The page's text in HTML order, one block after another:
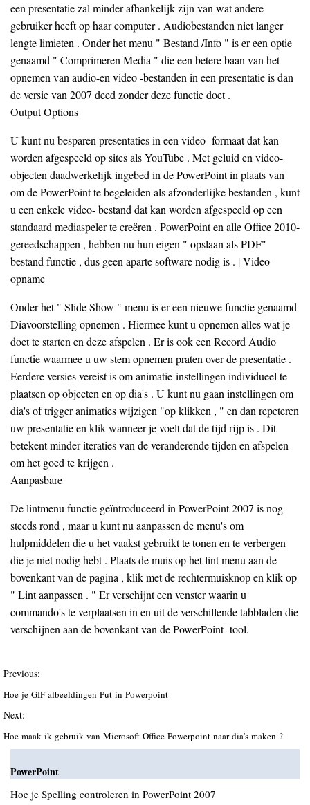
een presentatie zal minder afhankelijk zijn van wat andere
gebruiker heeft op haar computer . Audiobestanden niet langer
lengte limieten . Onder het menu " Bestand /Info " is er een optie
genaamd " Comprimeren Media " die een betere baan van het
opnemen van audio-en video -bestanden in een presentatie is dan
de versie van 2007 deed zonder deze functie doet .
Output Options
U kunt nu besparen presentaties in een video- formaat dat kan
worden afgespeeld op sites als YouTube . Met geluid en video-
objecten daadwerkelijk ingebed in de PowerPoint in plaats van
om de PowerPoint te begeleiden als afzonderlijke bestanden , kunt
u een enkele video- bestand dat kan worden afgespeeld op een
standaard mediaspeler te creëren . PowerPoint en alle Office 2010-
gereedschappen , hebben nu hun eigen " opslaan als PDF"
bestand functie , dus geen aparte software nodig is . | Video -
opname
Onder het " Slide Show " menu is er een nieuwe functie genaamd
Diavoorstelling opnemen . Hiermee kunt u opnemen alles wat je
doet te starten en deze afspelen . Er is ook een Record Audio
functie waarmee u uw stem opnemen praten over de presentatie .
Eerdere versies vereist is om animatie-instellingen individueel te
plaatsen op objecten en op dia's . U kunt nu gaan instellingen om
dia's of trigger animaties wijzigen "op klikken , " en dan repeteren
uw presentatie en klik wanneer je voelt dat de tijd rijp is . Dit
betekent minder iteraties van de veranderende tijden en afspelen
om het goed te krijgen .
Aanpasbare
De lintmenu functie geïntroduceerd in PowerPoint 2007 is nog
steeds rond , maar u kunt nu aanpassen de menu's om
hulpmiddelen die u het vaakst gebruikt te tonen en te verbergen
die je niet nodig hebt . Plaats de muis op het lint menu aan de
bovenkant van de pagina , klik met de rechtermuisknop en klik op
" Lint aanpassen . " Er verschijnt een venster waarin u
commando's te verplaatsen in en uit de verschillende tabbladen die
verschijnen aan de bovenkant van de PowerPoint- tool.
Previous:
Hoe je GIF afbeeldingen Put in Powerpoint
Next:
Hoe maak ik gebruik van Microsoft Office Powerpoint naar dia's maken ?
PowerPoint
Hoe je Spelling controleren in PowerPoint 2007